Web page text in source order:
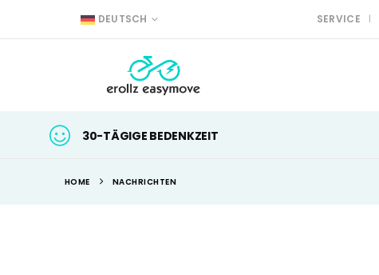
DEUTSCH SERVICE
30-TÄGIGE BEDENKZEIT
HOME NACHRICHTEN